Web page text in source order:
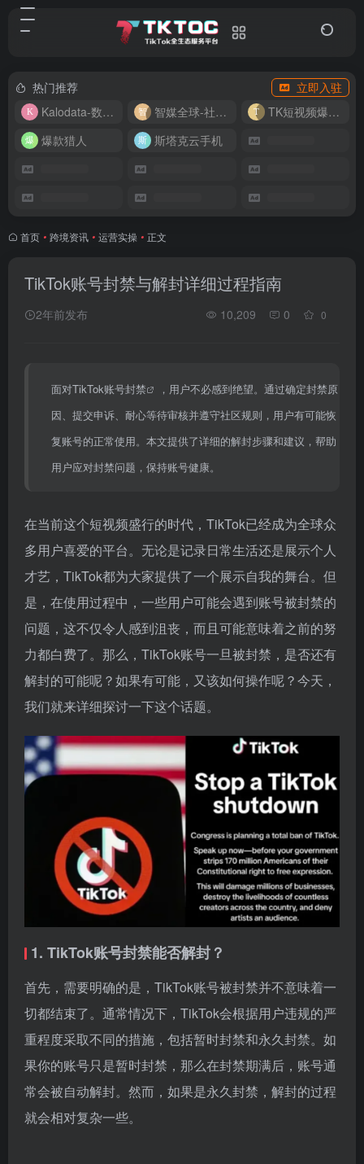
热门推荐
立即入驻
Kalodata-数据分析平台
智媒全球-社媒管理平台
TK短视频爆款复刻
爆款猎人
斯塔克云手机
首页 • 跨境资讯 • 运营实操 • 正文
TikTok账号封禁与解封详细过程指南
2年前发布 10,209 0 0
面对TikTok账号封禁
，用户不必感到绝望。通过确定封禁原
因、提交申诉、耐心等待审核并遵守社区规则，用户有可能恢
复账号的正常使用。本文提供了详细的解封步骤和建议，帮助
用户应对封禁问题，保持账号健康。
在当前这个短视频盛行的时代，TikTok已经成为全球众
多用户喜爱的平台。无论是记录日常生活还是展示个人
才艺，TikTok都为大家提供了一个展示自我的舞台。但
是，在使用过程中，一些用户可能会遇到账号被封禁的
问题，这不仅令人感到沮丧，而且可能意味着之前的努
力都白费了。那么，TikTok账号一旦被封禁，是否还有
解封的可能呢？如果有可能，又该如何操作呢？今天，
我们就来详细探讨一下这个话题。
1. TikTok账号封禁能否解封？
首先，需要明确的是，TikTok账号被封禁并不意味着一
切都结束了。通常情况下，TikTok会根据用户违规的严
重程度采取不同的措施，包括暂时封禁和永久封禁。如
果你的账号只是暂时封禁，那么在封禁期满后，账号通
常会被自动解封。然而，如果是永久封禁，解封的过程
就会相对复杂一些。